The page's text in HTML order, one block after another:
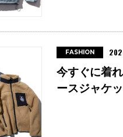
今すぐに着
ースジャケッ
FASHION